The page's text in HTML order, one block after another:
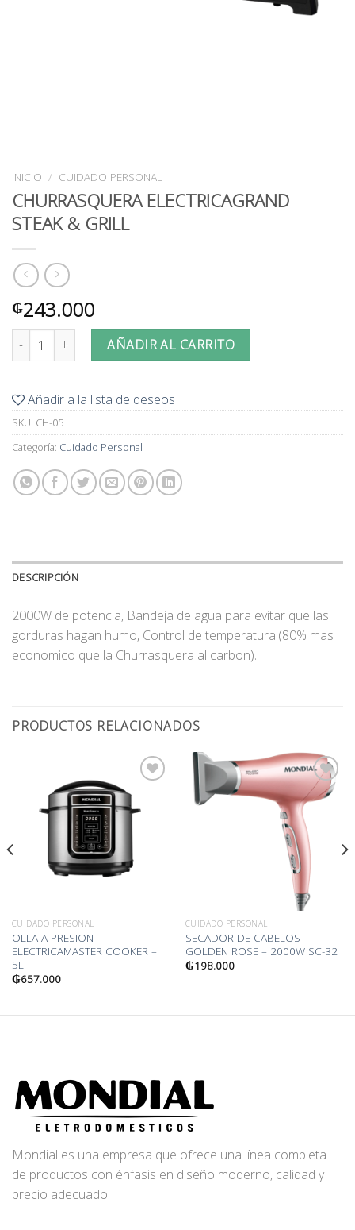
INICIO / CUIDADO PERSONAL
CHURRASQUERA ELECTRICAGRAND
STEAK & GRILL
₲243.000
CHURRASQUERA ELECTRICAGRAND STEAK & GRILL cantidad
AÑADIR AL CARRITO
Añadir a la lista de deseos
SKU: CH-05
Categoría: Cuidado Personal
DESCRIPCIÓN
2000W de potencia, Bandeja de agua para evitar que las
gorduras hagan humo, Control de temperatura.(80% mas
economico que la Churrasquera al carbon).
PRODUCTOS RELACIONADOS
a la
CUIDADO PERSONAL
OLLA A PRESION
ELECTRICAMASTER COOKER –
5L
₲657.000
Añadir
deseos
CUIDADO PERSONAL
SECADOR DE CABELOS
GOLDEN ROSE – 2000W SC-32
₲198.000
Mondial es una empresa que ofrece una línea completa
de productos con énfasis en diseño moderno, calidad y
precio adecuado.